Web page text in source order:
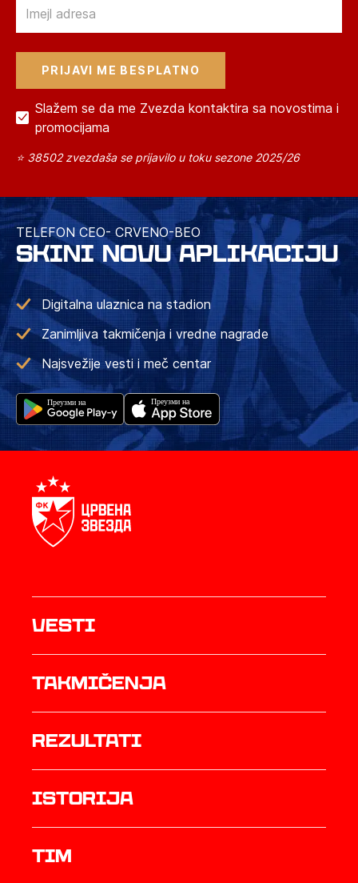
Slažem se da me Zvezda kontaktira sa novostima i
promocijama
⭐ 38502 zvezdaša se prijavilo u toku sezone 2025/26
TELEFON CEO- CRVENO-BEO
SKINI NOVU APLIKACIJU
Digitalna ulaznica na stadion
Zanimljiva takmičenja i vredne nagrade
Najsvežije vesti i meč centar
Vesti
Takmičenja
rezultati
istorija
TIM